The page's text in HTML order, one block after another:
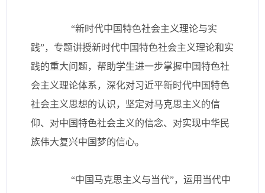
“新时代中国特色社会主义理论与实
践”，专题讲授新时代中国特色社会主义理论和实
践的重大问题，帮助学生进一步掌握中国特色社
会主义理论体系，深化对习近平新时代中国特色
社会主义思想的认识，坚定对马克思主义的信
仰、对中国特色社会主义的信念、对实现中华民
族伟大复兴中国梦的信心。
“中国马克思主义与当代”，运用当代中